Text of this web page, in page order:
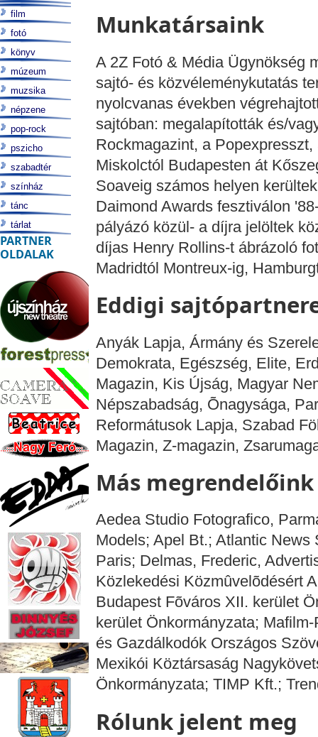
Munkatársaink
A 2Z Fotó & Média Ügynökség
sajtó- és közvéleménykutatás
nyolcvanas években
sajtóban: megalapították és/
Rockmagazint, a
Miskolctól Budapesten át
Soaveig számos helyen
Daimond Awards fesztiválon
pályázó közül- a díjra jelöltek
díjas Henry Rollins-t ábrázoló
Madridtól Montreux-ig,
Eddigi
Anyák Lapja, Ármány és
Demokrata, Egészség, Elite,
Magazin, Kis Újság, Magyar
Népszabadság, Õnagysága,
Reformátusok Lapja, Szabad
Magazin, Z-magazin,
Más megrendelőink
Aedea Studio Fotografico,
Models; Apel Bt.; Atlantic
Paris; Delmas, Frederic,
Közlekedési Közmûvelõdésért
Budapest Fõváros XII. kerület
kerület Önkormányzata;
és Gazdálkodók Országos
Mexikói Köztársaság
Önkormányzata; TIMP Kft.;
Rólunk jelent meg
film
fotó
könyv
múzeum
muzsika
népzene
pop-rock
pszicho
szabadtér
színház
tánc
tárlat
PARTNER
OLDALAK